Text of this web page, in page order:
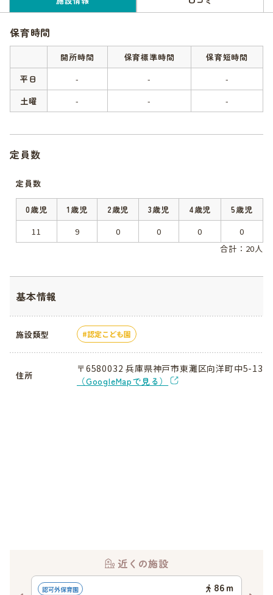
保育時間
開所時間 保育標準時間
保育短時間
平日
- -
-
土曜
- - -
定員数
定員数
0歳児 1歳児 2歳児 3歳児 4歳児
5歳児
11
9 0 0 0
0
合計：20人
基本情報
施設類型 認定こども園
住所
〒6580032 兵庫県神戸市東灘区向洋町中5-13
（GoogleMapで見る）
近くの施設
認可外保育園 86ｍ